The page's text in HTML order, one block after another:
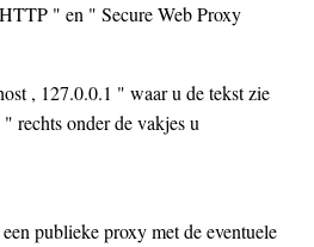
" en " Secure Web Proxy
, 127.0.0.1 " waar u de tekst zie
rechts onder de vakjes u
publieke proxy met de eventuele